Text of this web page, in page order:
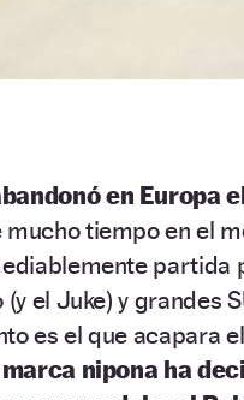
en Europa
tiempo en el
partida
el Juke) y grandes
es el que acapara
nipona ha